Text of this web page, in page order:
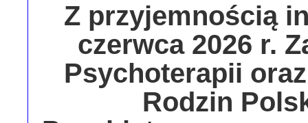
Z przyjemnością
czerwca 2026 r.
Psychoterapii
Rodzin